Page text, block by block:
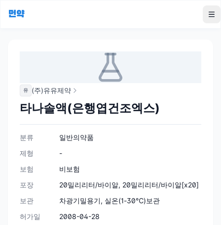
먼약
유 (주)유유제약
타나솔액(은행엽건조엑스)
분류
일반의약품
제형
-
보험
비보험
포장
20밀리리터/바이알, 20밀리리터/바이알[x20]
보관
차광기밀용기, 실온(1-30℃)보관
허가일
2008-04-28